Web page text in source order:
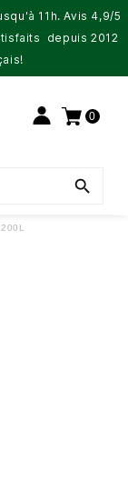
11h. Avis 4,9/5
depuis 2012
0
